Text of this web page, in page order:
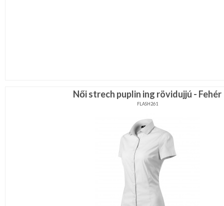
Női strech puplin ing rövidujjú - Fehér
FLASH261